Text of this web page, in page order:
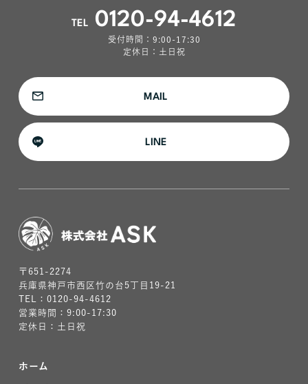
TEL 0120-94-4612
受付時間：9:00-17:30
定休日：土日祝
MAIL
LINE
〒651-2274
兵庫県神戸市西区竹の台5丁目19-21
TEL：0120-94-4612
営業時間：9:00-17:30
定休日：土日祝
ホーム